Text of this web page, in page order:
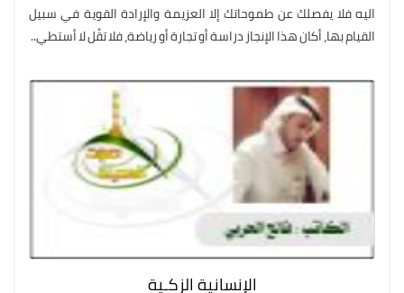
اليه فلا يفصلك عن طموحاتك إلا العزيمة والإرادة القوية في سبيل
القيام بها، أكان هذا الإنجاز دراسة أو تجارة أو رياضة، فلا تقُل لا أستطي..
الإنسانية الزكـية